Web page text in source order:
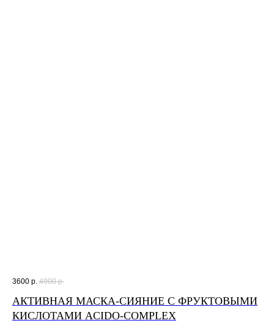
3600 р. 4900 р.
АКТИВНАЯ МАСКА-СИЯНИЕ С ФРУКТОВЫМИ
КИСЛОТАМИ ACIDO-COMPLEX